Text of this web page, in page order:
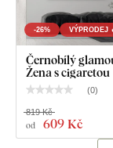
-26% VÝPRODEJ
Černobílý
Žena s cigaretou
(0)
od 609 Kč
819 Kč